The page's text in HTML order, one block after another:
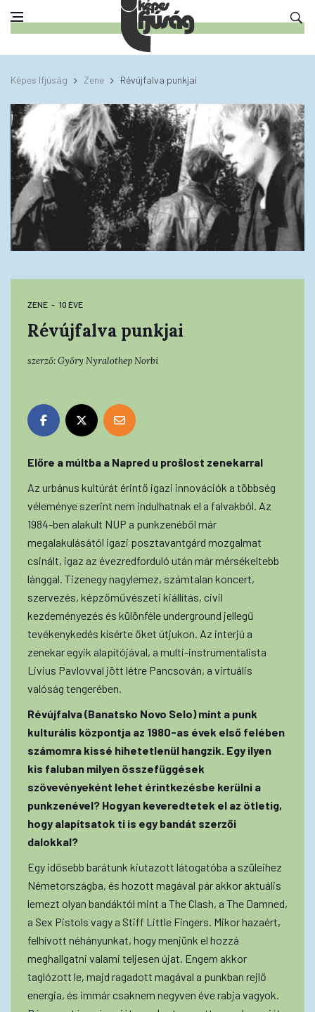
Képes Ifjúság Zene Révújfalva punkjai
ZENE 10 ÉVE
Révújfalva punkjai
szerző:Győry Nyralothep Norbi
Előre a múltba a Napred u prošlost zenekarral
Az urbánus kultúrát érintő igazi innovációk a többség
véleménye szerint nem indulhatnak el a falvakból. Az
1984-ben alakult NUP a punkzenéből már
megalakulásától igazi posztavantgárd mozgalmat
csinált, igaz az évezredforduló után már mérsékeltebb
lánggal. Tizenegy nagylemez, számtalan koncert,
szervezés, képzőművészeti kiállítás, civil
kezdeményezés és különféle underground jellegű
tevékenykedés kísérte őket útjukon. Az interjú a
zenekar egyik alapítójával, a multi-instrumentalista
Livius Pavlovval jött létre Pancsován, a virtuális
valóság tengerében.
Révújfalva (Banatsko Novo Selo) mint a punk
kulturális központja az 1980-as évek első felében
számomra kissé hihetetlenül hangzik. Egy ilyen
kis faluban milyen összefüggések
szövevényeként lehet érintkezésbe kerülni a
punkzenével? Hogyan keveredtetek el az ötletig,
hogy alapítsatok ti is egy bandát szerzői
dalokkal?
Egy idősebb barátunk kiutazott látogatóba a szüleihez
Németországba, és hozott magával pár akkor aktuális
lemezt olyan bandáktól mint a The Clash, a The Damned,
a Sex Pistols vagy a Stiff Little Fingers. Mikor hazaért,
felhívott néhányunkat, hogy menjünk el hozzá
meghallgatni valami teljesen újat. Engem akkor
taglózott le, majd ragadott magával a punkban rejlő
energia, és immár csaknem negyven éve rabja vagyok.